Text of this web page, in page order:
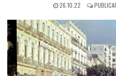
26.10.22